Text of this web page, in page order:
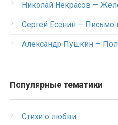
Николай Некрасов —
Сергей Есенин — Письмо
Александр Пушкин —
Популярные тематики
Стихи о любви